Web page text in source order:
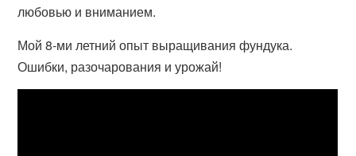
любовью и вниманием.
Мой 8-ми летний опыт выращивания фундука.
Ошибки, разочарования и урожай!